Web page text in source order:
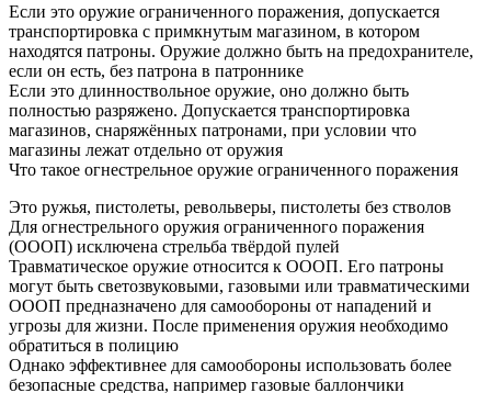
Если это оружие ограниченного поражения, допускается
транспортировка с примкнутым магазином, в котором
находятся патроны. Оружие должно быть на предохранителе,
если он есть, без патрона в патроннике
Если это длинноствольное оружие, оно должно быть
полностью разряжено. Допускается транспортировка
магазинов, снаряжённых патронами, при условии что
магазины лежат отдельно от оружия
Что такое огнестрельное оружие ограниченного поражения
Это ружья, пистолеты, револьверы, пистолеты без стволов
Для огнестрельного оружия ограниченного поражения
(ОООП) исключена стрельба твёрдой пулей
Травматическое оружие относится к ОООП. Его патроны
могут быть светозвуковыми, газовыми или травматическими
ОООП предназначено для самообороны от нападений и
угрозы для жизни. После применения оружия необходимо
обратиться в полицию
Однако эффективнее для самообороны использовать более
безопасные средства, например газовые баллончики